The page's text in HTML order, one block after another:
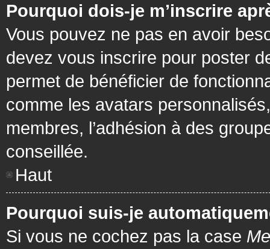
Pourquoi dois-je m’inscrire
Vous pouvez ne pas en avoir
devez vous inscrire pour poster
permet de bénéficier de
comme les avatars
membres, l’adhésion à des
conseillée.
Haut
Pourquoi suis-je
Si vous ne cochez pas la case